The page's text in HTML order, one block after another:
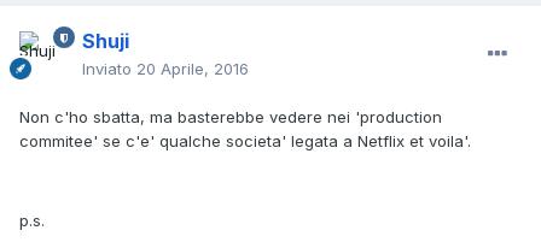
Shuji
Inviato 20 Aprile, 2016
Non c'ho sbatta, ma basterebbe vedere nei 'production
commitee' se c'e' qualche societa' legata a Netflix et voila'.
p.s.